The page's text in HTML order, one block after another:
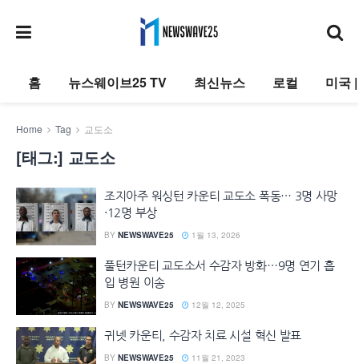
홈 뉴스웨이브25 TV 최신뉴스 로컬 미국
Home Tag 교도소
[태그:] 교도소
조지아주 워싱턴 카운티 교도소 폭동… 3명 사망
·12명 부상
BY NEWSWAVE25 1월 13, 2026
풀턴카운티 교도소서 수감자 방화…9명 연기 흡
입 병원 이송
BY NEWSWAVE25 12월 12, 2025
귀넷 카운티, 수감자 치료 시설 혁신 발표
BY NEWSWAVE25 11월 21, 2023